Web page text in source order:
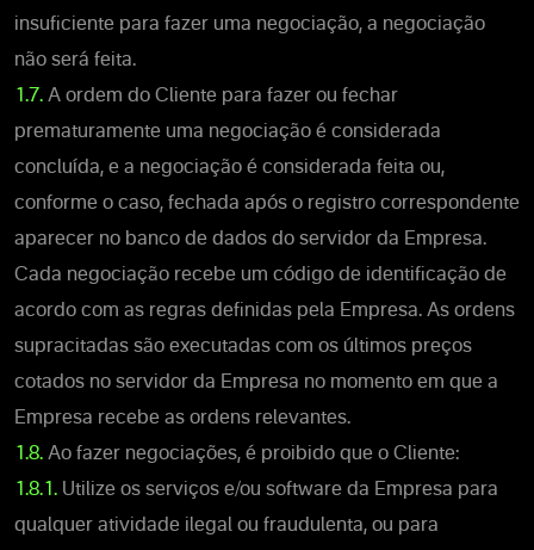
insuficiente para fazer uma negociação, a negociação
não será feita.
1.7. A ordem do Cliente para fazer ou fechar
prematuramente uma negociação é considerada
concluída, e a negociação é considerada feita ou,
conforme o caso, fechada após o registro correspondente
aparecer no banco de dados do servidor da Empresa.
Cada negociação recebe um código de identificação de
acordo com as regras definidas pela Empresa. As ordens
supracitadas são executadas com os últimos preços
cotados no servidor da Empresa no momento em que a
Empresa recebe as ordens relevantes.
1.8. Ao fazer negociações, é proibido que o Cliente:
1.8.1. Utilize os serviços e/ou software da Empresa para
qualquer atividade ilegal ou fraudulenta, ou para